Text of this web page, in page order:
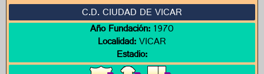
C.D. CIUDAD DE VICAR
Año Fundación:1970
Localidad:VICAR
Estadio: